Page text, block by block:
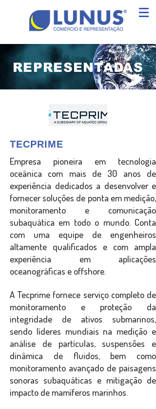
REPRESENTADAS
TECPRIME
Empresa pioneira em tecnologia
oceânica com mais de 30 anos de
experiência dedicados a desenvolver e
fornecer soluções de ponta em medição,
monitoramento e comunicação
subaquática em todo o mundo. Conta
com uma equipe de engenheiros
altamente qualificados e com ampla
experiência em aplicações
oceanográficas e offshore.
A Tecprime fornece serviço completo de
monitoramento e proteção da
integridade de ativos submarinos,
sendo líderes mundiais na medição e
análise de partículas, suspensões e
dinâmica de fluidos, bem como
monitoramento avançado de paisagens
sonoras subaquáticas e mitigação de
impacto de mamíferos marinhos.